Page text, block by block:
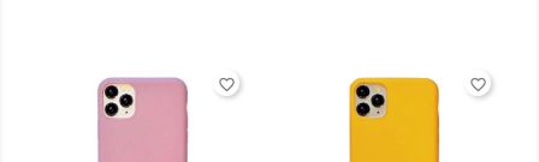
favorite_border favorite_border